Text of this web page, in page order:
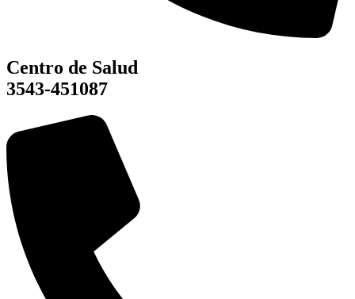
Centro de Salud
3543-451087